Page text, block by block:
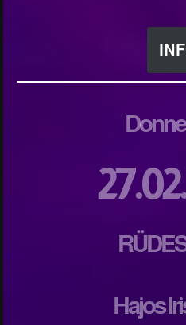
Hajos